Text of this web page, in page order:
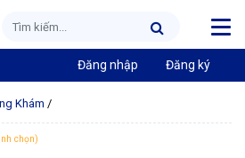
Đăng nhập Đăng ký
Khám /
chọn)